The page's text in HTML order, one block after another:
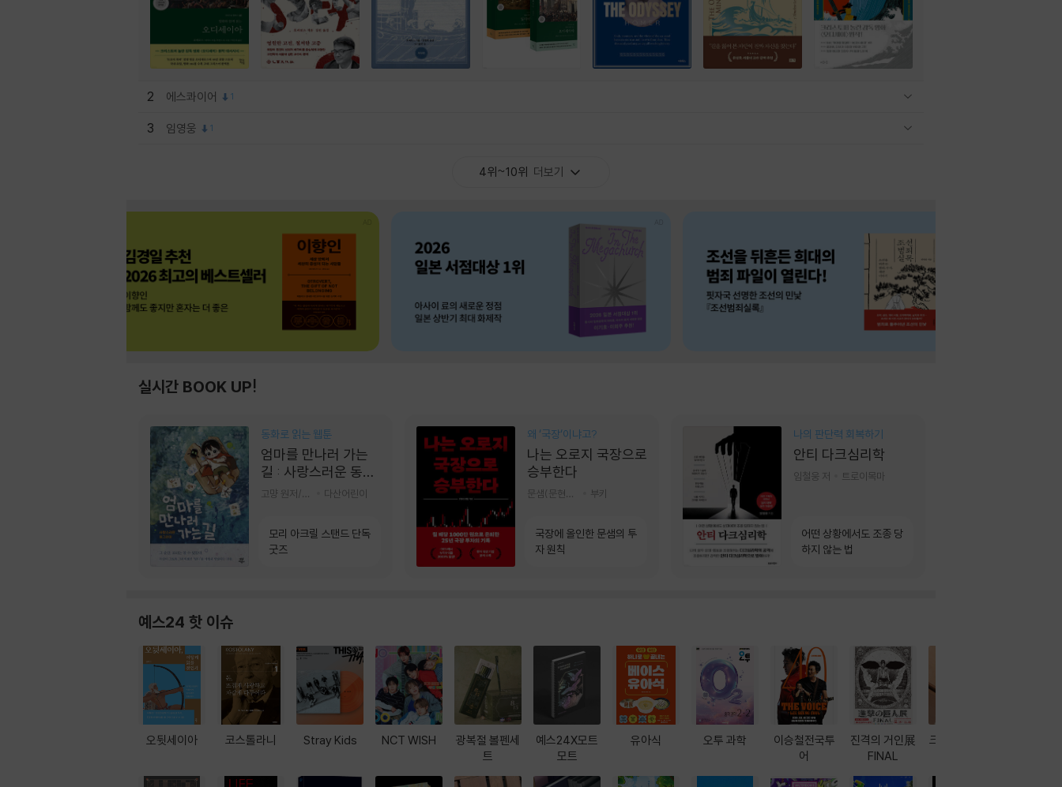
2 에스콰이어 1
3 임영웅 1
4위~10위 더보기
실시간 BOOK UP!
동화로 읽는 웹툰
엄마를 만나러 가는
길 : 사랑스러운 동그
라미
다산어린이
모리 아크릴 스탠드 단독
굿즈
왜 ‘국장‘이냐고?
나는 오로지 국장으로
승부한다
부키
국장에 올인한 문샘의 투
자 원칙
나의 판단력 회복하기
안티 다크심리학
임철웅 저 트로이목마
어떤 상황에서도 조종 당
하지 않는 법
예스24 핫 이슈
오뒷세이아 코스톨라니 Stray Kids NCT WISH
광복절 볼펜세
트
예스24X모트
모트
유아식 오투 과학
이승철전국투
어
진격의 거인展
FINAL
크레마 이북 리